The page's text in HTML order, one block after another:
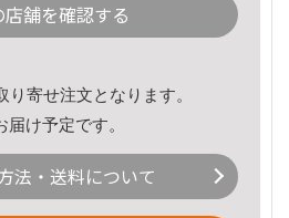
舗を確認する
寄せ注文となります。
届け予定です。
法・送料について